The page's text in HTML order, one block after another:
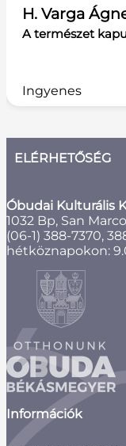
H. Varga
A természet
Ingyenes
ELÉRHETŐSÉG
Óbudai Kulturális
1032 Bp, San
(06-1) 388-7370,
hétköznapokon:
Információk